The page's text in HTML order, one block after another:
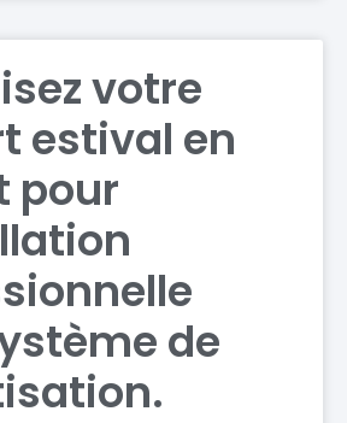
votre
estival en
pour
de